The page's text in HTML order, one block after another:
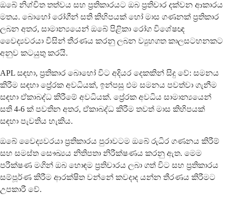
ඔබේ නිශ්චිත තත්වය සහ ප්‍රතිකාරයට ඔබ ප්‍රතිචාර දක්වන ආකාරය
මතය. බොහෝ රෝගීන් සති කිහිපයක් හෝ මාස ගණනක් ප්‍රතිකාර
ලබන අතර, සාමාන්‍යයෙන් ඔබේ පිළිකා රෝග විශේෂඥ
වෛද්‍යවරයා විසින් තීරණය කරනු ලබන ව්‍යුහගත කාලසටහනකට
අනුව කටයුතු කරයි.
APL සඳහා, ප්‍රතිකාර බොහෝ විට අදියර දෙකකින් සිදු වේ: සමනය
කිරීම සඳහා ප්‍රේරක අවධියක්, ඉන්පසු එම සමනය පවත්වා ගැනීම
සඳහා ඒකාබද්ධ කිරීමේ අවධියක්. ප්‍රේරක අවධිය සාමාන්‍යයෙන්
සති 4-6 ක් පවතින අතර, ඒකාබද්ධ කිරීම තවත් මාස කිහිපයක්
සඳහා පැවතිය හැකිය.
ඔබේ වෛද්‍යවරයා ප්‍රතිකාරය පුරාවටම ඔබේ රුධිර ගණනය කිරීම්
සහ සමස්ත සෞඛ්‍යය නිතිපතා නිරීක්ෂණය කරනු ඇත. මෙම
පරීක්ෂණ මගින් ඔබ හොඳම ප්‍රතිචාරය ලබා ගත් විට සහ ප්‍රතිකාරය
සම්පූර්ණ කිරීම ආරක්ෂිත වන්නේ කවදාද යන්න තීරණය කිරීමට
උපකාරී වේ.